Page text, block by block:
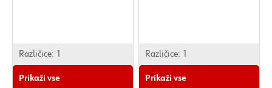
Različice: 1
Prikaži vse
Različice: 1
Prikaži vse